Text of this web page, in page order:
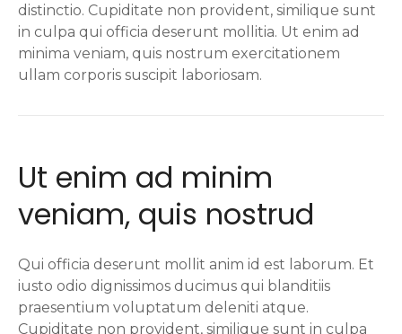
distinctio. Cupiditate non provident, similique sunt
in culpa qui officia deserunt mollitia. Ut enim ad
minima veniam, quis nostrum exercitationem
ullam corporis suscipit laboriosam.
Ut enim ad minim
veniam, quis nostrud
Qui officia deserunt mollit anim id est laborum. Et
iusto odio dignissimos ducimus qui blanditiis
praesentium voluptatum deleniti atque.
Cupiditate non provident, similique sunt in culpa